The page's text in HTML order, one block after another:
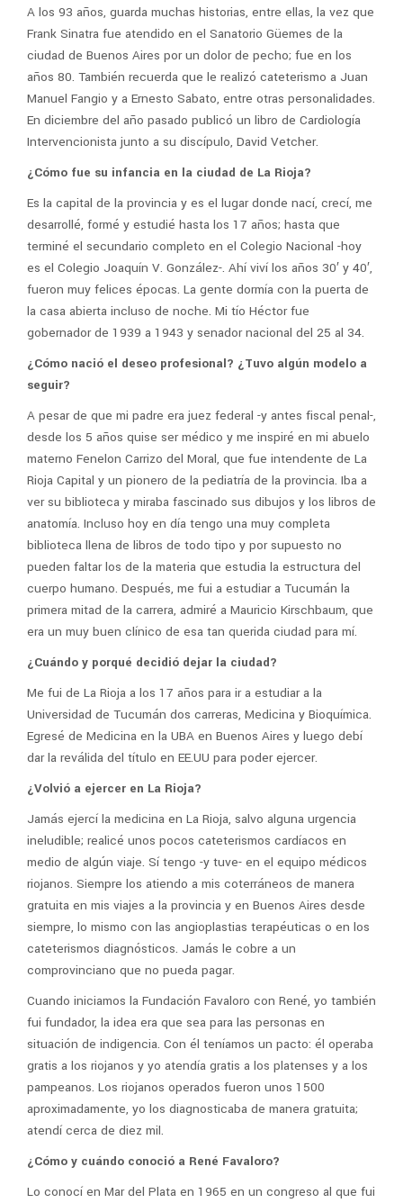
A los 93 años, guarda muchas historias, entre ellas, la vez que
Frank Sinatra fue atendido en el Sanatorio Güemes de la
ciudad de Buenos Aires por un dolor de pecho; fue en los
años 80. También recuerda que le realizó cateterismo a Juan
Manuel Fangio y a Ernesto Sabato, entre otras personalidades.
En diciembre del año pasado publicó un libro de Cardiología
Intervencionista junto a su discípulo, David Vetcher.
¿Cómo fue su infancia en la ciudad de La Rioja?
Es la capital de la provincia y es el lugar donde nací, crecí, me
desarrollé, formé y estudié hasta los 17 años; hasta que
terminé el secundario completo en el Colegio Nacional -hoy
es el Colegio Joaquín V. González-. Ahí viví los años 30′ y 40′,
fueron muy felices épocas. La gente dormía con la puerta de
la casa abierta incluso de noche. Mi tío Héctor fue
gobernador de 1939 a 1943 y senador nacional del 25 al 34.
¿Cómo nació el deseo profesional? ¿Tuvo algún modelo a
seguir?
A pesar de que mi padre era juez federal -y antes fiscal penal-,
desde los 5 años quise ser médico y me inspiré en mi abuelo
materno Fenelon Carrizo del Moral, que fue intendente de La
Rioja Capital y un pionero de la pediatría de la provincia. Iba a
ver su biblioteca y miraba fascinado sus dibujos y los libros de
anatomía. Incluso hoy en día tengo una muy completa
biblioteca llena de libros de todo tipo y por supuesto no
pueden faltar los de la materia que estudia la estructura del
cuerpo humano. Después, me fui a estudiar a Tucumán la
primera mitad de la carrera, admiré a Mauricio Kirschbaum, que
era un muy buen clínico de esa tan querida ciudad para mí.
¿Cuándo y porqué decidió dejar la ciudad?
Me fui de La Rioja a los 17 años para ir a estudiar a la
Universidad de Tucumán dos carreras, Medicina y Bioquímica.
Egresé de Medicina en la UBA en Buenos Aires y luego debí
dar la reválida del título en EE.UU para poder ejercer.
¿Volvió a ejercer en La Rioja?
Jamás ejercí la medicina en La Rioja, salvo alguna urgencia
ineludible; realicé unos pocos cateterismos cardíacos en
medio de algún viaje. Sí tengo -y tuve- en el equipo médicos
riojanos. Siempre los atiendo a mis coterráneos de manera
gratuita en mis viajes a la provincia y en Buenos Aires desde
siempre, lo mismo con las angioplastias terapéuticas o en los
cateterismos diagnósticos. Jamás le cobre a un
comprovinciano que no pueda pagar.
Cuando iniciamos la Fundación Favaloro con René, yo también
fui fundador, la idea era que sea para las personas en
situación de indigencia. Con él teníamos un pacto: él operaba
gratis a los riojanos y yo atendía gratis a los platenses y a los
pampeanos. Los riojanos operados fueron unos 1500
aproximadamente, yo los diagnosticaba de manera gratuita;
atendí cerca de diez mil.
¿Cómo y cuándo conoció a René Favaloro?
Lo conocí en Mar del Plata en 1965 en un congreso al que fui